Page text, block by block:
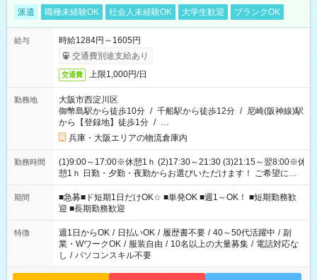
派遣 職種未経験OK 社会人未経験OK 大学生歓迎 ブランクOK
給与
時給1284円～1605円
交通費別途支給あり
交通費 上限1,000円/日
勤務地
大阪市西淀川区
御幣島駅から徒歩10分 / 千船駅から徒歩12分 / 尼崎(阪神線)駅
から【登録地】徒歩1分 / …
兵庫・大阪エリアの物流倉庫内
勤務時間
(1)9:00～17:00※休憩1ｈ (2)17:30～21:30 (3)21:15～翌8:00※休
憩1ｈ 日勤・夕勤・夜勤からお選びいただけます！ ご希望に合
わせて働けるお仕事です(*^^*) 【その他選べる勤務時間】 8-17
時/9-17時/9-18時/10-18時/11-21時/18-22時/20-翌4時/21-翌5
時/22-翌6時/0-翌8時 ご自身のご都合で選んで頂ける完全自由シ
フト！
期間
■急募■ド短期1日だけOK☆ ■単発OK ■週1～OK！ ■短期勤務歓
迎 ■長期勤務歓迎
特徴 週1日からOK / 日払いOK / 履歴書不要 / 40～50代活躍中 / 副
業・WワークOK / 服装自由 / 10名以上の大量募集 / 電話対応な
し / パソコンスキル不要